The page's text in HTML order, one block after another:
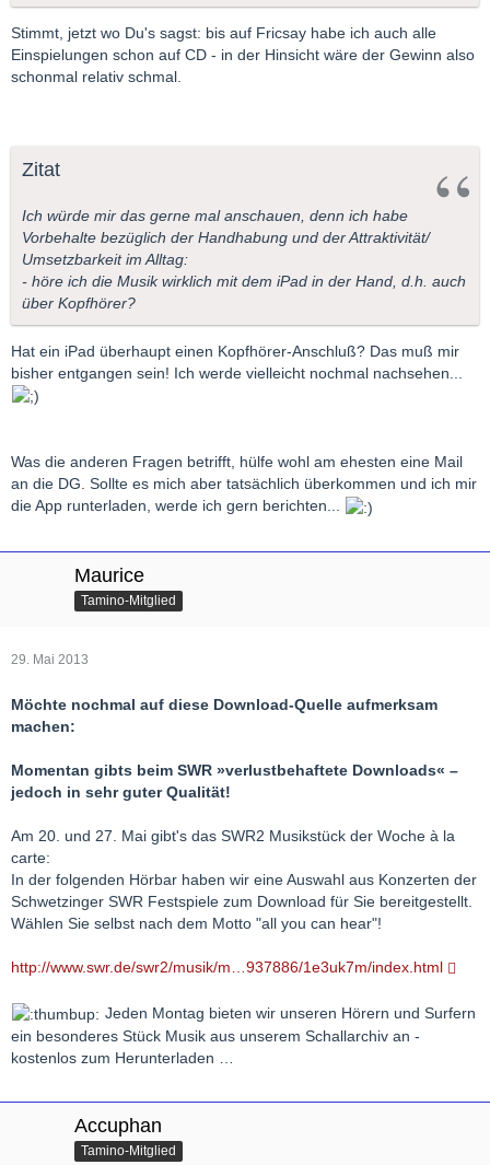
Stimmt, jetzt wo Du's sagst: bis auf Fricsay habe ich auch alle
Einspielungen schon auf CD - in der Hinsicht wäre der Gewinn also
schonmal relativ schmal.
Zitat
Ich würde mir das gerne mal anschauen, denn ich habe
Vorbehalte bezüglich der Handhabung und der Attraktivität/
Umsetzbarkeit im Alltag:
- höre ich die Musik wirklich mit dem iPad in der Hand, d.h. auch
über Kopfhörer?
Hat ein iPad überhaupt einen Kopfhörer-Anschluß? Das muß mir
bisher entgangen sein! Ich werde vielleicht nochmal nachsehen...
Was die anderen Fragen betrifft, hülfe wohl am ehesten eine Mail
an die DG. Sollte es mich aber tatsächlich überkommen und ich mir
die App runterladen, werde ich gern berichten...
Maurice
Tamino-Mitglied
29. Mai 2013
Möchte nochmal auf diese Download-Quelle aufmerksam
machen:
Momentan gibts beim SWR »verlustbehaftete Downloads« –
jedoch in sehr guter Qualität!
Am 20. und 27. Mai gibt's das SWR2 Musikstück der Woche à la
carte:
In der folgenden Hörbar haben wir eine Auswahl aus Konzerten der
Schwetzinger SWR Festspiele zum Download für Sie bereitgestellt.
Wählen Sie selbst nach dem Motto "all you can hear"!
http://www.swr.de/swr2/musik/m…937886/1e3uk7m/index.html
Jeden Montag bieten wir unseren Hörern und Surfern
ein besonderes Stück Musik aus unserem Schallarchiv an -
kostenlos zum Herunterladen …
Accuphan
Tamino-Mitglied